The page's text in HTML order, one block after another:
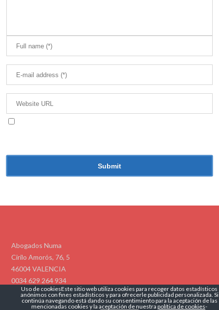
Abogados Numa
Cirilo Amorós, 76, 5
46004 VALENCIA
0034 629 264 934
info@abogadosnuma.es
Politíca de Privacidad
Politíca de Cookies
Uso de cookiesEste sitio web utiliza cookies para recoger datos estadísticos
anónimos con fines estadísticos y para ofrecerle publicidad personalizada. Si
continúa navegando está dando su consentimiento para la aceptación de las
mencionadas cookies y la aceptación de nuestra política de cookies-